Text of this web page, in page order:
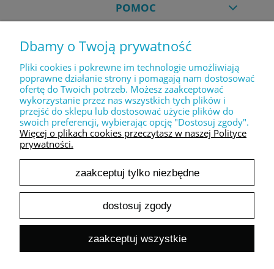
POMOC
MOJE KONTO
PŁATNOŚCI I DOSTAWA
INFORMACJE
O NAS
pokaż pełną wersję strony
Sklep internetowy Shoper.pl
Dbamy o Twoją prywatność
Pliki cookies i pokrewne im technologie umożliwiają
poprawne działanie strony i pomagają nam dostosować
ofertę do Twoich potrzeb. Możesz zaakceptować
wykorzystanie przez nas wszystkich tych plików i
przejść do sklepu lub dostosować użycie plików do
swoich preferencji, wybierając opcję "Dostosuj zgody".
Więcej o plikach cookies przeczytasz w naszej Polityce
prywatności.
zaakceptuj tylko niezbędne
dostosuj zgody
zaakceptuj wszystkie